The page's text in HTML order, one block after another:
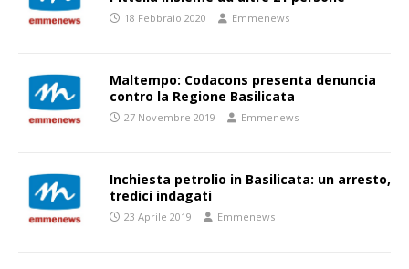
18 Febbraio 2020 Emmenews
Maltempo: Codacons presenta denuncia
contro la Regione Basilicata
27 Novembre 2019 Emmenews
Inchiesta petrolio in Basilicata: un arresto,
tredici indagati
23 Aprile 2019 Emmenews